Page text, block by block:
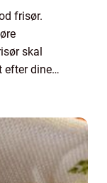
frisør.
skal
efter dine